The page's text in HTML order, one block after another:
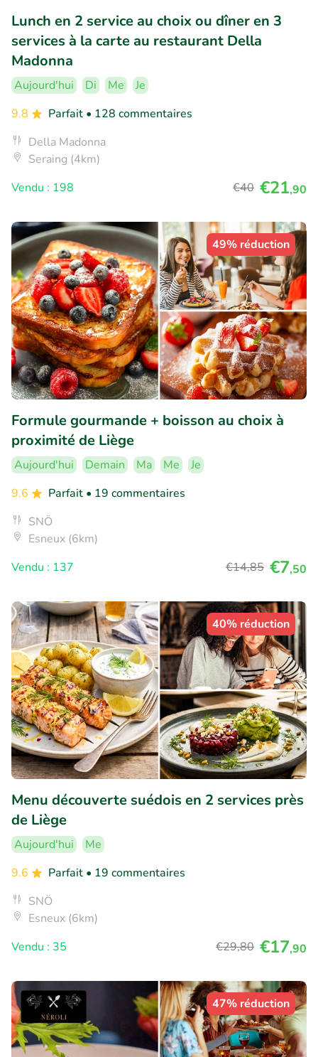
Lunch en 2 service au choix ou dîner en 3
services à la carte au restaurant Della
Madonna
Aujourd'hui Di Me
Je
9.8
Parfait • 128 commentaires
Della Madonna
Seraing (4km)
Vendu : 198
€40 €21,90
49% réduction
Formule gourmande + boisson au choix à
proximité de Liège
Aujourd'hui Demain Ma Me
Je
9.6
Parfait • 19 commentaires
SNÖ
Esneux (6km)
Vendu : 137
€14,85 €7,50
40% réduction
Menu découverte suédois en 2 services près
de Liège
Aujourd'hui
Me
9.6
Parfait • 19 commentaires
SNÖ
Esneux (6km)
Vendu : 35
€29,80 €17,90
47% réduction